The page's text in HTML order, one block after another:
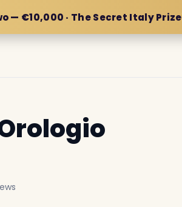
— €10,000 · The Secret Italy Prize